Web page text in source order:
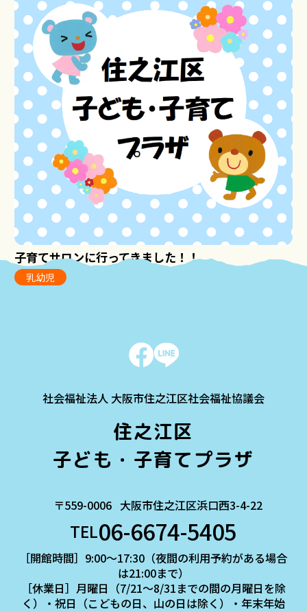
子育てサロンに行ってきました！！
乳幼児
社会福祉法人 大阪市住之江区社会福祉協議会
住之江区
子ども・子育てプラザ
〒559-0006 大阪市住之江区浜口西3-4-22
TEL06-6674-5405
［開館時間］9:00～17:30（夜間の利用予約がある場合
は21:00まで）
［休業日］月曜日（7/21～8/31までの間の月曜日を除
く）・祝日（こどもの日、山の日は除く）・年末年始